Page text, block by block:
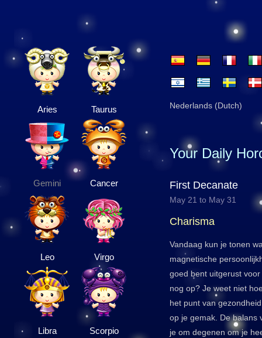
Aries Taurus
Gemini Cancer
Leo Virgo
Libra Scorpio
Nederlands (Dutch)
Your Daily
First Decanate
May 21 to May 31
Charisma
Vandaag kun je tonen
magnetische
goed bent uitgerust
nog op? Je weet niet
het punt van
op je gemak. De balans
je om degenen om je